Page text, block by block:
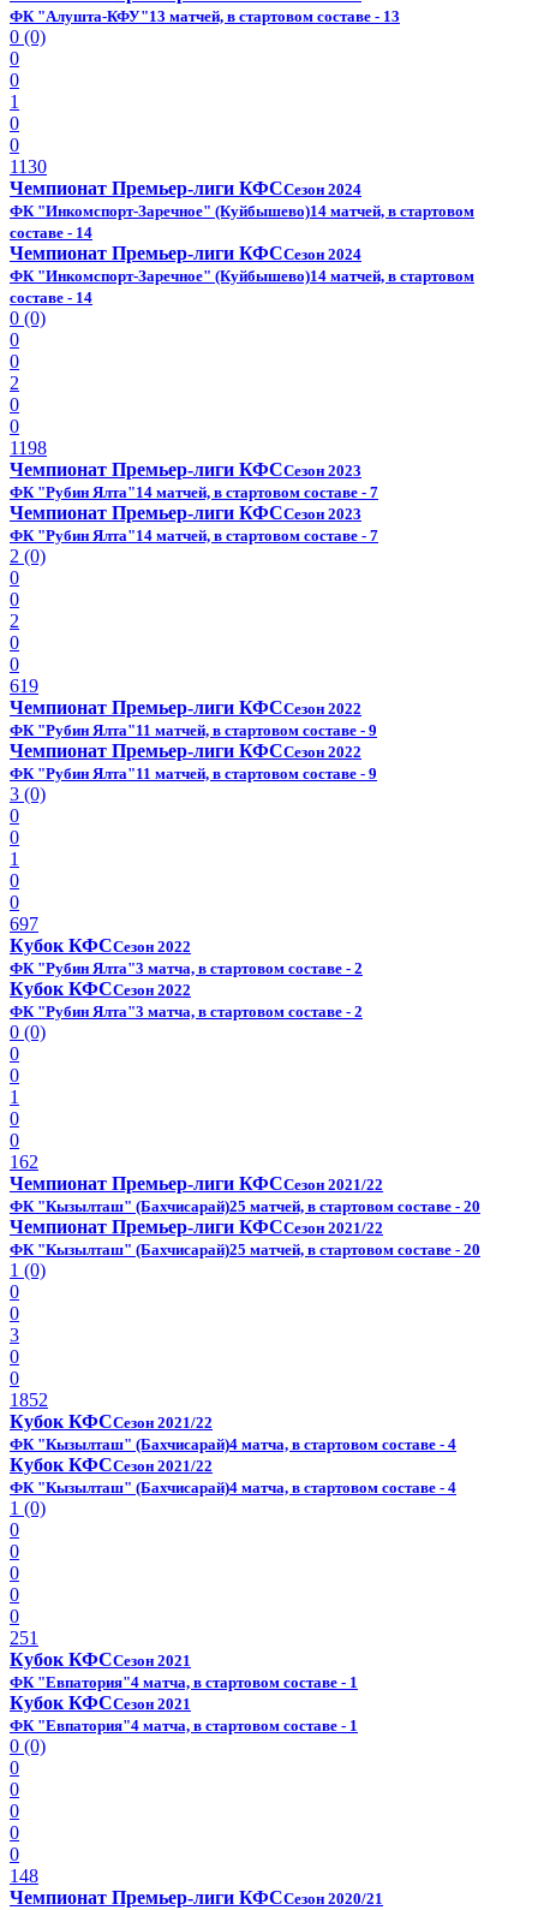
ФК "Алушта-КФУ"13 матчей, в стартовом составе - 13
0 (0)
0
0
1
0
0
1130
Чемпионат Премьер-лиги КФССезон 2024
ФК "Инкомспорт-Заречное" (Куйбышево)14 матчей, в стартовом
составе - 14
Чемпионат Премьер-лиги КФССезон 2024
ФК "Инкомспорт-Заречное" (Куйбышево)14 матчей, в стартовом
составе - 14
0 (0)
0
0
2
0
0
1198
Чемпионат Премьер-лиги КФССезон 2023
ФК "Рубин Ялта"14 матчей, в стартовом составе - 7
Чемпионат Премьер-лиги КФССезон 2023
ФК "Рубин Ялта"14 матчей, в стартовом составе - 7
2 (0)
0
0
2
0
0
619
Чемпионат Премьер-лиги КФССезон 2022
ФК "Рубин Ялта"11 матчей, в стартовом составе - 9
Чемпионат Премьер-лиги КФССезон 2022
ФК "Рубин Ялта"11 матчей, в стартовом составе - 9
3 (0)
0
0
1
0
0
697
Кубок КФССезон 2022
ФК "Рубин Ялта"3 матча, в стартовом составе - 2
Кубок КФССезон 2022
ФК "Рубин Ялта"3 матча, в стартовом составе - 2
0 (0)
0
0
1
0
0
162
Чемпионат Премьер-лиги КФССезон 2021/22
ФК "Кызылташ" (Бахчисарай)25 матчей, в стартовом составе - 20
Чемпионат Премьер-лиги КФССезон 2021/22
ФК "Кызылташ" (Бахчисарай)25 матчей, в стартовом составе - 20
1 (0)
0
0
3
0
0
1852
Кубок КФССезон 2021/22
ФК "Кызылташ" (Бахчисарай)4 матча, в стартовом составе - 4
Кубок КФССезон 2021/22
ФК "Кызылташ" (Бахчисарай)4 матча, в стартовом составе - 4
1 (0)
0
0
0
0
0
251
Кубок КФССезон 2021
ФК "Евпатория"4 матча, в стартовом составе - 1
Кубок КФССезон 2021
ФК "Евпатория"4 матча, в стартовом составе - 1
0 (0)
0
0
0
0
0
148
Чемпионат Премьер-лиги КФССезон 2020/21